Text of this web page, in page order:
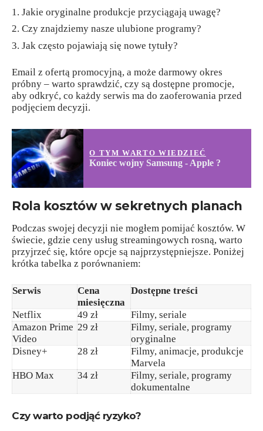
Jakie oryginalne produkcje przyciągają uwagę?
Czy znajdziemy nasze ulubione programy?
Jak często pojawiają się nowe tytuły?
Email z ofertą promocyjną, a może darmowy okres
próbny – warto sprawdzić, czy są dostępne promocje,
aby odkryć, co każdy serwis ma do zaoferowania przed
podjęciem decyzji.
O TYM WARTO WIEDZIEĆ
Koniec wojny Samsung - Apple ?
Rola kosztów w sekretnych planach
Podczas swojej decyzji nie mogłem pomijać kosztów. W
świecie, gdzie ceny usług streamingowych rosną, warto
przyjrzeć się, które opcje są najprzystępniejsze. Poniżej
krótka tabelka z porównaniem:
Serwis
Cena
miesięczna
Dostępne treści
Netflix 49 zł
Filmy, seriale
Amazon Prime
Video
29 zł
Filmy, seriale, programy
oryginalne
Disney+
28 zł
Filmy, animacje, produkcje
Marvela
HBO Max
34 zł
Filmy, seriale, programy
dokumentalne
Czy warto podjąć ryzyko?